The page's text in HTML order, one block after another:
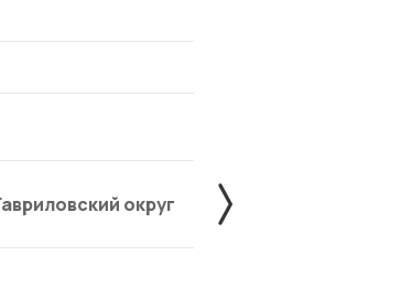
округ Жердевский округ